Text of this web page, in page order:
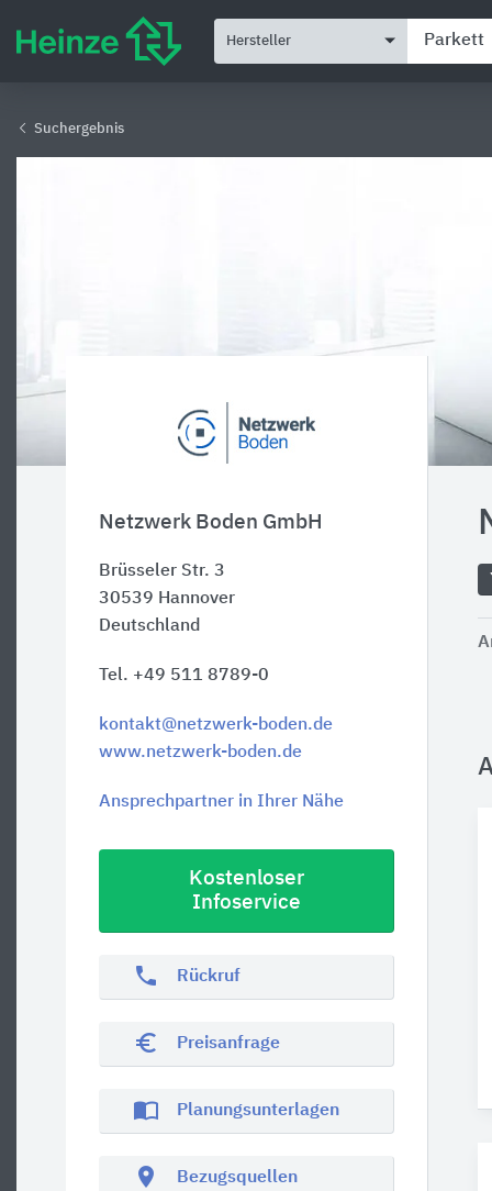
Hersteller
Suchergebnis
Netzwerk Boden GmbH
Brüsseler Str. 3
30539 Hannover
Deutschland
Tel. +49 511 8789-0
kontakt@netzwerk-boden.de
www.netzwerk-boden.de
Ansprechpartner in Ihrer Nähe
Kostenloser
Infoservice
phone Rückruf
euro_symbol Preisanfrage
import_contacts Planungsunterlagen
location_on Bezugsquellen